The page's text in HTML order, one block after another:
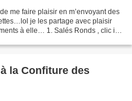
me faire plaisir en m’envoyant des
je les partage avec plaisir
à elle… 1. Salés Ronds , clic ici
la Confiture des